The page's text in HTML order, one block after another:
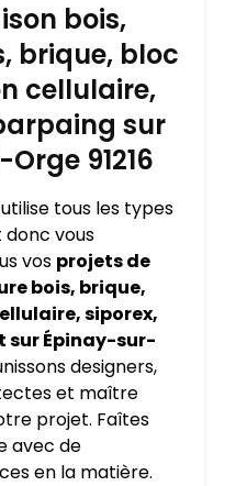
bois,
brique, bloc
cellulaire,
sur
91216
tous les types
vous
vos projets de
bois, brique,
siporex,
sur Épinay-sur-
designers,
et maître
projet. Faîtes
avec de
en la matière.